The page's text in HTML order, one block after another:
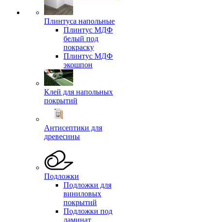
Плинтуса напольные
Плинтус МДФ
белый под
покраску
Плинтус МДФ
экошпон
Клей для напольных
покрытий
Антисептики для
древесины
Подложки
Подложки для
виниловых
покрытий
Подложки под
ламинат